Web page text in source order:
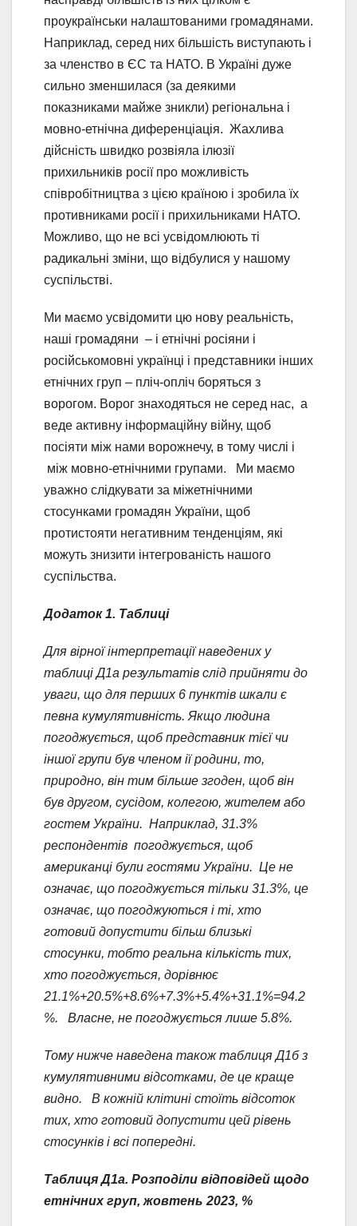
проукраїнськи налаштованими громадянами.
Наприклад, серед них більшість виступають і
за членство в ЄС та НАТО. В Україні дуже
сильно зменшилася (за деякими
показниками майже зникли) регіональна і
мовно-етнічна диференціація. Жахлива
дійсність швидко розвіяла ілюзії
прихильників росії про можливість
співробітництва з цією країною і зробила їх
противниками росії і прихильниками НАТО.
Можливо, що не всі усвідомлюють ті
радикальні зміни, що відбулися у нашому
суспільстві.
Ми маємо усвідомити цю нову реальність,
наші громадяни – і етнічні росіяни і
російськомовні українці і представники інших
етнічних груп – пліч-опліч боряться з
ворогом. Ворог знаходяться не серед нас, а
веде активну інформаційну війну, щоб
посіяти між нами ворожнечу, в тому числі і
між мовно-етнічними групами. Ми маємо
уважно слідкувати за міжетнічними
стосунками громадян України, щоб
протистояти негативним тенденціям, які
можуть знизити інтегрованість нашого
суспільства.
Додаток 1. Таблиці
Для вірної інтерпретації наведених у
таблиці Д1а результатів слід прийняти до
уваги, що для перших 6 пунктів шкали є
певна кумулятивність. Якщо людина
погоджується, щоб представник тієї чи
іншої групи був членом ії родини, то,
природно, він тим більше згоден, щоб він
був другом, сусідом, колегою, жителем або
гостем України. Наприклад, 31.3%
респондентів погоджується, щоб
американці були гостями України. Це не
означає, що погоджується тільки 31.3%, це
означає, що погоджуються і ті, хто
готовий допустити більш близькі
стосунки, тобто реальна кількість тих,
хто погоджується, дорівнює
21.1%+20.5%+8.6%+7.3%+5.4%+31.1%=94.2
%. Власне, не погоджується лише 5.8%.
Тому нижче наведена також таблиця Д1б з
кумулятивними відсотками, де це краще
видно. В кожній клітині стоїть відсоток
тих, хто готовий допустити цей рівень
стосунків і всі попередні.
Таблиця Д1а. Розподіли відповідей щодо
етнічних груп, жовтень 2023, %